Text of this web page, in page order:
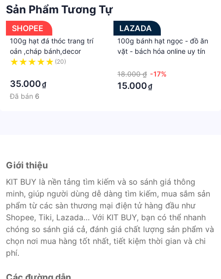
Sản Phẩm Tương Tự
SHOPEE
100g hạt đá thóc trang trí
oản ,cháp bánh,decor
(20)
35.000₫
Đã bán 6
LAZADA
100g bánh hạt ngọc - đồ ăn
vặt - bách hóa online uy tín
18.000 ₫ -17%
15.000₫
Giới thiệu
KIT BUY là nền tảng tìm kiếm và so sánh giá thông
minh, giúp người dùng dễ dàng tìm kiếm, mua sắm sản
phẩm từ các sàn thương mại điện tử hàng đầu như
Shopee, Tiki, Lazada… Với KIT BUY, bạn có thể nhanh
chóng so sánh giá cả, đánh giá chất lượng sản phẩm và
chọn nơi mua hàng tốt nhất, tiết kiệm thời gian và chi
phí.